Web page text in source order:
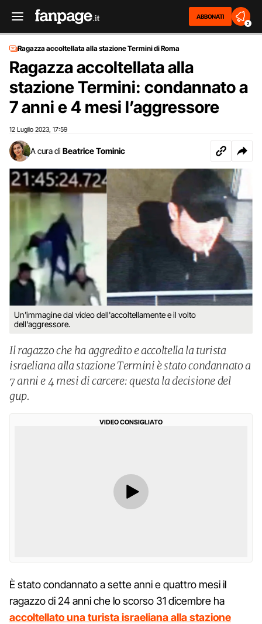
ABBONATI
2
Ragazza accoltellata alla stazione Termini di Roma
Ragazza accoltellata alla
stazione Termini: condannato a
7 anni e 4 mesi l’aggressore
12 Luglio 2023 17:59
A cura di Beatrice Tominic
Un'immagine dal video dell'accoltellamente e il volto
dell'aggressore.
Il ragazzo che ha aggredito e accoltella la turista
israeliana alla stazione Termini è stato condannato a
7 anni e 4 mesi di carcere: questa la decisione del
gup.
VIDEO CONSIGLIATO
È stato condannato a sette anni e quattro mesi il
ragazzo di 24 anni che lo scorso 31 dicembre ha
accoltellato una turista israeliana alla stazione